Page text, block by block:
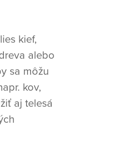
kief,
alebo
sa môžu
kov,
aj telesá